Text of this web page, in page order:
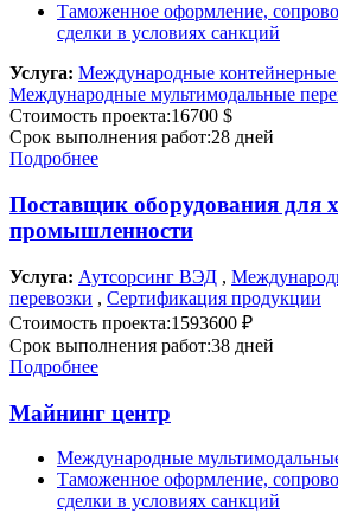
Таможенное оформление,
сделки в условиях санкций
Услуга: Международные контейнерные
Международные мультимодальные
Стоимость проекта:16700 $
Срок выполнения работ:28 дней
Подробнее
Поставщик оборудования для
промышленности
Услуга: Аутсорсинг ВЭД ,
перевозки , Сертификация продукции
Стоимость проекта:1593600 ₽
Срок выполнения работ:38 дней
Подробнее
Майнинг центр
Международные
Таможенное оформление,
сделки в условиях санкций